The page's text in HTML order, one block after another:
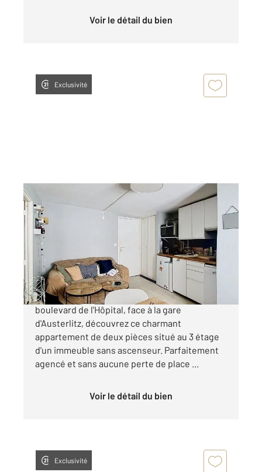
Voir le détail du bien
Exclusivité
26 m
, 2 pièces
Ref : 31791
Appartement F2 à vendre
305 000 €
Quartier Jardin des Plantes Idéalement situé
boulevard de l'Hôpital, face à la gare
d'Austerlitz, découvrez ce charmant
appartement de deux pièces situé au 3 étage
d'un immeuble sans ascenseur. Parfaitement
agencé et sans aucune perte de place ...
Voir le détail du bien
Exclusivité